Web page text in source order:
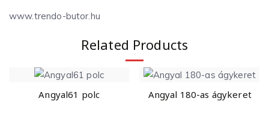
www.trendo-butor.hu
Related Products
Angyal61 polc Angyal 180-as ágykeret